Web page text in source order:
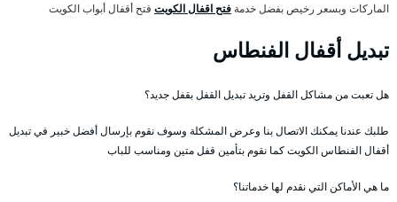
الماركات وبسعر رخيص بفضل خدمة فتح اقفال الكويت فتح أقفال أبواب الكويت
تبديل أقفال الفنطاس
هل تعبت من مشاكل القفل وتريد تبديل القفل بقفل جديد؟
طلبك عندنا يمكنك الاتصال بنا وعرض المشكلة وسوف نقوم بإرسال أفضل خبير في تبديل
أقفال الفنطاس الكويت كما نقوم بتأمين قفل متين ومناسب للباب
ما هي الأماكن التي نقدم لها خدماتنا؟